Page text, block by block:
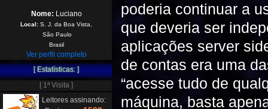
poderia continuar a
que deveria ser
aplicações server
de contas era uma
“acesse tudo de
máquina, basta
Nome: Luciano
Local: S. J. da Boa Vista,
São Paulo
Brasil
Ver perfil completo
[ Estatísticas: ]
[ 1ª Visita ]
Leitores assinando: